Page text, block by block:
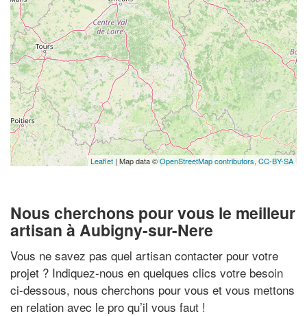
Leaflet| Map data ©OpenStreetMap contributors, CC-BY-SA
Nous cherchons pour vous le meilleur
artisan à Aubigny-sur-Nere
Vous ne savez pas quel artisan contacter pour votre
projet ? Indiquez-nous en quelques clics votre besoin
ci-dessous, nous cherchons pour vous et vous mettons
en relation avec le pro qu’il vous faut !